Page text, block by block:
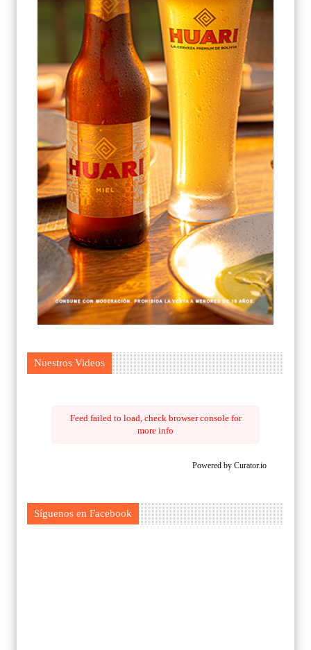
Nuestros Videos
Feed failed to load, check browser console for
more info
Powered by Curator.io
Síguenos en Facebook